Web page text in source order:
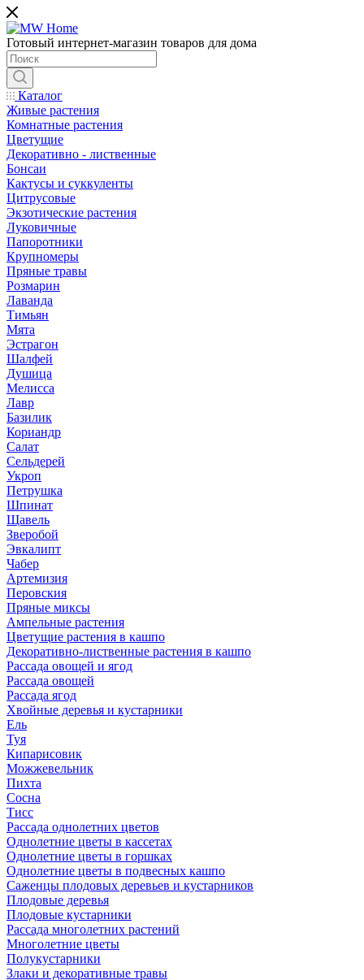
Готовый интернет-магазин товаров для дома
Каталог
Живые растения
Комнатные растения
Цветущие
Декоративно - лиственные
Бонсаи
Кактусы и суккуленты
Цитрусовые
Экзотические растения
Луковичные
Папоротники
Крупномеры
Пряные травы
Розмарин
Лаванда
Тимьян
Мята
Эстрагон
Шалфей
Душица
Мелисса
Лавр
Базилик
Кориандр
Салат
Сельдерей
Укроп
Петрушка
Шпинат
Щавель
Зверобой
Эвкалипт
Чабер
Артемизия
Перовския
Пряные миксы
Ампельные растения
Цветущие растения в кашпо
Декоративно-лиственные растения в кашпо
Рассада овощей и ягод
Рассада овощей
Рассада ягод
Хвойные деревья и кустарники
Ель
Туя
Кипарисовик
Можжевельник
Пихта
Сосна
Тисc
Рассада однолетних цветов
Однолетние цветы в кассетах
Однолетние цветы в горшках
Однолетние цветы в подвесных кашпо
Саженцы плодовых деревьев и кустарников
Плодовые деревья
Плодовые кустарники
Рассада многолетних растений
Многолетние цветы
Полукустарники
Злаки и декоративные травы